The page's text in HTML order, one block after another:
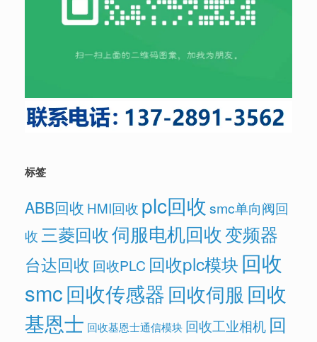
标签
ABB回收 HMI回收 plc回收 smc单向阀回
收 三菱回收伺服电机回收变频器
台达回收 回收PLC 回收plc模块 回收
smc回收传感器回收伺服 回收
基恩士 回收基恩士通信模块 回收工业相机 回